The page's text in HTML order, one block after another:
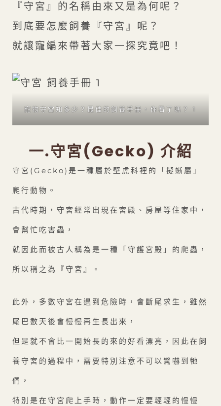
『守宮』的名稱由來又是為何呢？
到底要怎麼飼養『守宮』呢？
就讓寵編來帶著大家一探究竟吧！
寵物守宮知多少？最佳的飼養手冊，你看了嗎？ 1
一.守宮(Gecko) 介紹
守宮(Gecko)是一種屬於壁虎科裡的「擬蜥屬」
爬行動物。
古代時期，守宮經常出現在宮殿、房屋等住家中，
會幫忙吃害蟲，
就因此而被古人稱為是一種「守護宮殿」的爬蟲，
所以稱之為『守宮』。
此外，多數守宮在遇到危險時，會斷尾求生，雖然
尾巴數天後會慢慢再生長出來，
但是就不會比一開始長的來的好看漂亮，因此在飼
養守宮的過程中，需要特別注意不可以驚嚇到牠
們，
特別是在守宮爬上手時，動作一定要輕輕的慢慢